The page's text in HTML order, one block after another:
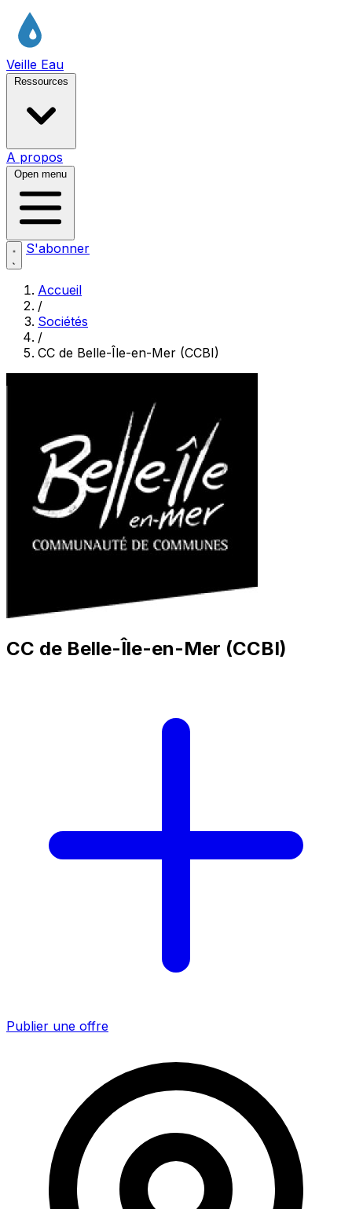
Veille Eau
Ressources
A propos
Open menu
S'abonner
Accueil
/
Sociétés
/
CC de Belle-Île-en-Mer (CCBI)
CC de Belle-Île-en-Mer (CCBI)
Publier une offre